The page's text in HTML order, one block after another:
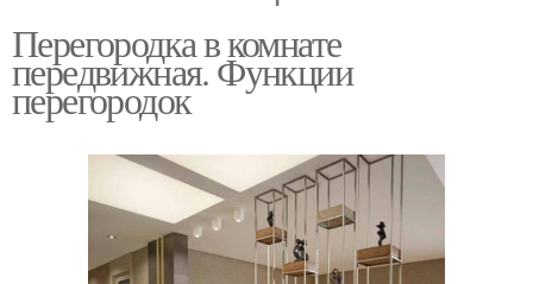
Перегородка в комнате
передвижная. Функции
перегородок